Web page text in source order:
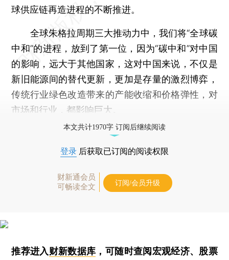
球供应链再造进程的不断推进。
全球朱格拉周期三大推动力中，我们将“全球碳
中和”的进程，放到了第一位，因为“碳中和”对中国
的影响，远大于其他国家，这对中国来说，不仅是
新旧能源间的替代更新，更加是存量的激烈博弈，
传统行业绿色改造带来的产能收缩和价格弹性，对
市场和行业，都影响巨大。
本文共计1970字 订阅后继续阅读
登录 后获取已订阅的阅读权限
财新通会员
可畅读全文
订阅/会员升级
推荐进入财新数据库 ，可随时查阅宏观经济、股票